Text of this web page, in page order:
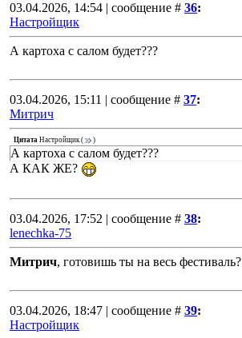
03.04.2026, 14:54 | сообщение # 36:
Настройщик
А картоха с салом будет???
03.04.2026, 15:11 | сообщение # 37:
Митрич
Цитата Настройщик( )
А картоха с салом будет???
А КАК ЖЕ?
03.04.2026, 17:52 | сообщение # 38:
lenechka-75
Митрич, готовишь ты на весь фестиваль?
03.04.2026, 18:47 | сообщение # 39:
Настройщик